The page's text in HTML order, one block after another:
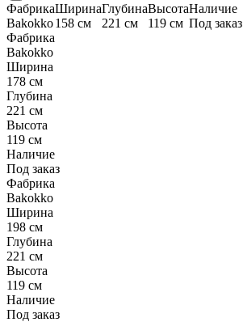
Фабрика
Bakokko
Ширина
158 см
Глубина
221 см
Высота
119 см
Наличие
Под заказ
Фабрика
Bakokko
Ширина
178 см
Глубина
221 см
Высота
119 см
Наличие
Под заказ
Фабрика
Bakokko
Ширина
198 см
Глубина
221 см
Высота
119 см
Наличие
Под заказ